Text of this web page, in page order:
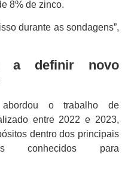
8% de zinco.
durante as sondagens”,
a definir novo
abordou o trabalho de
entre 2022 e 2023,
dentro dos principais
conhecidos para